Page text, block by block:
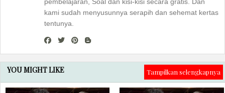
kami sudah menyusunnya serapih dan sehemat kertas
tentunya.
YOU MIGHT LIKE Tampilkan selengkapnya